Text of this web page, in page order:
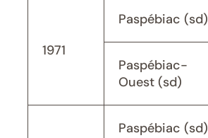
1971
Paspébiac (sd)
Paspébiac-
Ouest (sd)
Paspébiac (sd)